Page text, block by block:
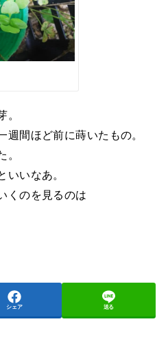
。
間ほど前に蒔いたもの。
。
いいなあ。
くのを見るのは
シェア 送る